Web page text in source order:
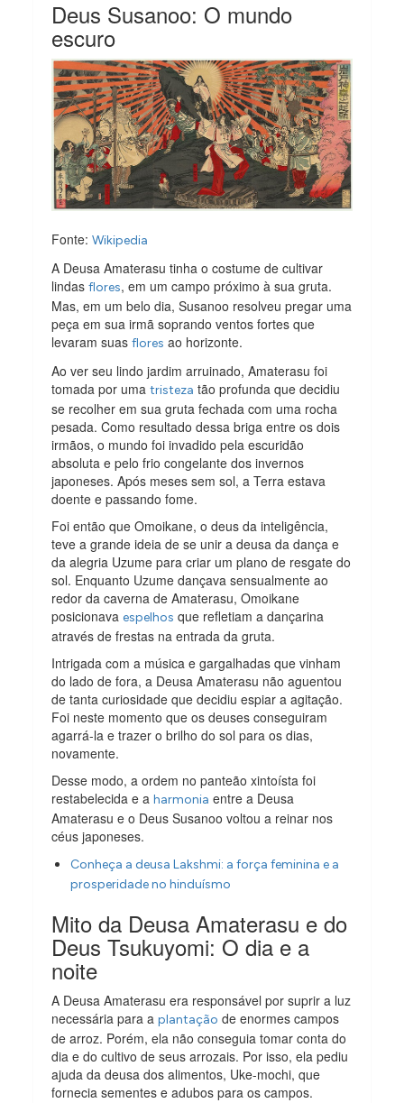
Deus Susanoo: O mundo
escuro
Fonte:Wikipedia
A Deusa Amaterasu tinha o costume de cultivar
lindasflores, em um campo próximo à sua gruta.
Mas, em um belo dia, Susanoo resolveu pregar uma
peça em sua irmã soprando ventos fortes que
levaram suasflores ao horizonte.
Ao ver seu lindo jardim arruinado, Amaterasu foi
tomada por umatristeza tão profunda que decidiu
se recolher em sua gruta fechada com uma rocha
pesada. Como resultado dessa briga entre os dois
irmãos, o mundo foi invadido pela escuridão
absoluta e pelo frio congelante dos invernos
japoneses. Após meses sem sol, a Terra estava
doente e passando fome.
Foi então que Omoikane, o deus da inteligência,
teve a grande ideia de se unir a deusa da dança e
da alegria Uzume para criar um plano de resgate do
sol. Enquanto Uzume dançava sensualmente ao
redor da caverna de Amaterasu, Omoikane
posicionavaespelhos que refletiam a dançarina
através de frestas na entrada da gruta.
Intrigada com a música e gargalhadas que vinham
do lado de fora, a Deusa Amaterasu não aguentou
de tanta curiosidade que decidiu espiar a agitação.
Foi neste momento que os deuses conseguiram
agarrá-la e trazer o brilho do sol para os dias,
novamente.
Desse modo, a ordem no panteão xintoísta foi
restabelecida e aharmonia entre a Deusa
Amaterasu e o Deus Susanoo voltou a reinar nos
céus japoneses.
Conheça a deusa Lakshmi: a força feminina e a
prosperidade no hinduísmo
Mito da Deusa Amaterasu e do
Deus Tsukuyomi: O dia e a
noite
A Deusa Amaterasu era responsável por suprir a luz
necessária para aplantação de enormes campos
de arroz. Porém, ela não conseguia tomar conta do
dia e do cultivo de seus arrozais. Por isso, ela pediu
ajuda da deusa dos alimentos, Uke-mochi, que
fornecia sementes e adubos para os campos.